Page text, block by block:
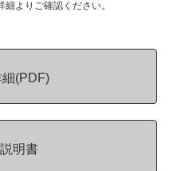
よりご確認ください。
(PDF)
明書